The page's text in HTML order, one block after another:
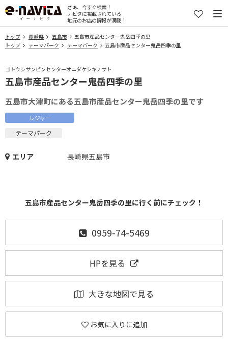
さぁ、今すぐ検索！
ナビタに掲載されている
地元のお店の情報が満載！
トップ 長崎県 五島市
五島市産品センター鬼岳四季の里
トップ
テーマパーク テーマパーク 五島市産品センター鬼岳四季の里
ゴトウシサンピンセンターオニダケシキノサト
五島市産品センター鬼岳四季の里
五島市大津町にある五島市産品センター鬼岳四季の里です
レジャー
テーマパーク
エリア 長崎県五島市
五島市産品センター鬼岳四季の里に行く前にチェック！
0959-74-5469
HPを見る
大きな地図で見る
お気に入りに追加